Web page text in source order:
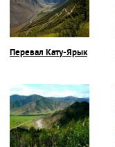
Перевал Кату-Ярык